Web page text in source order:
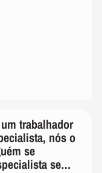
trabalhador
nós o
se
se